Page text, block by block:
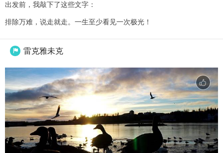
出发前，我敲下了这些文字：
排除万难，说走就走。一生至少看见一次极光！
 雷克雅未克